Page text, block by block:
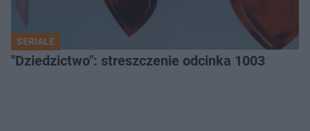
SERIALE
"Dziedzictwo": streszczenie odcinka 1003